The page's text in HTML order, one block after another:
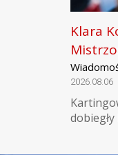
Klara
2026.08.06
dobiegły